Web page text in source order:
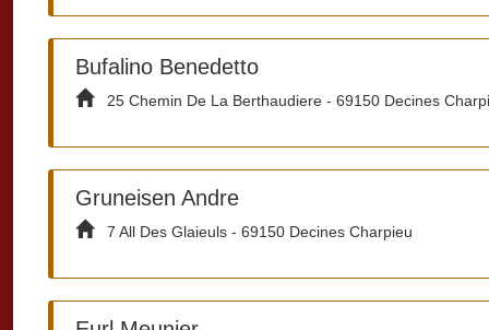
Bufalino Benedetto
25 Chemin De La Berthaudiere - 69150 Decines
Gruneisen Andre
7 All Des Glaieuls - 69150 Decines Charpieu